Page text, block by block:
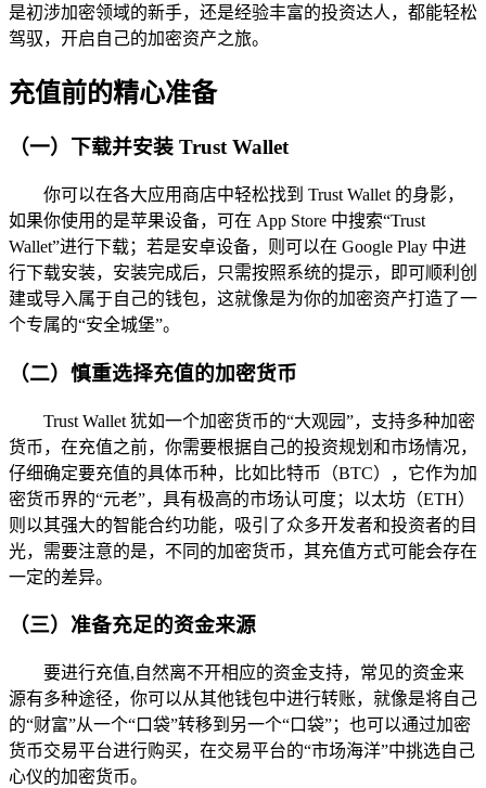
是初涉加密领域的新手，还是经验丰富的投资达人，都能轻松
驾驭，开启自己的加密资产之旅。
充值前的精心准备
（一）下载并安装 Trust Wallet
你可以在各大应用商店中轻松找到 Trust Wallet 的身影，
如果你使用的是苹果设备，可在 App Store 中搜索“Trust
Wallet”进行下载；若是安卓设备，则可以在 Google Play 中进
行下载安装，安装完成后，只需按照系统的提示，即可顺利创
建或导入属于自己的钱包，这就像是为你的加密资产打造了一
个专属的“安全城堡”。
（二）慎重选择充值的加密货币
Trust Wallet 犹如一个加密货币的“大观园”，支持多种加密
货币，在充值之前，你需要根据自己的投资规划和市场情况，
仔细确定要充值的具体币种，比如比特币（BTC），它作为加
密货币界的“元老”，具有极高的市场认可度；以太坊（ETH）
则以其强大的智能合约功能，吸引了众多开发者和投资者的目
光，需要注意的是，不同的加密货币，其充值方式可能会存在
一定的差异。
（三）准备充足的资金来源
要进行充值,自然离不开相应的资金支持，常见的资金来
源有多种途径，你可以从其他钱包中进行转账，就像是将自己
的“财富”从一个“口袋”转移到另一个“口袋”；也可以通过加密
货币交易平台进行购买，在交易平台的“市场海洋”中挑选自己
心仪的加密货币。